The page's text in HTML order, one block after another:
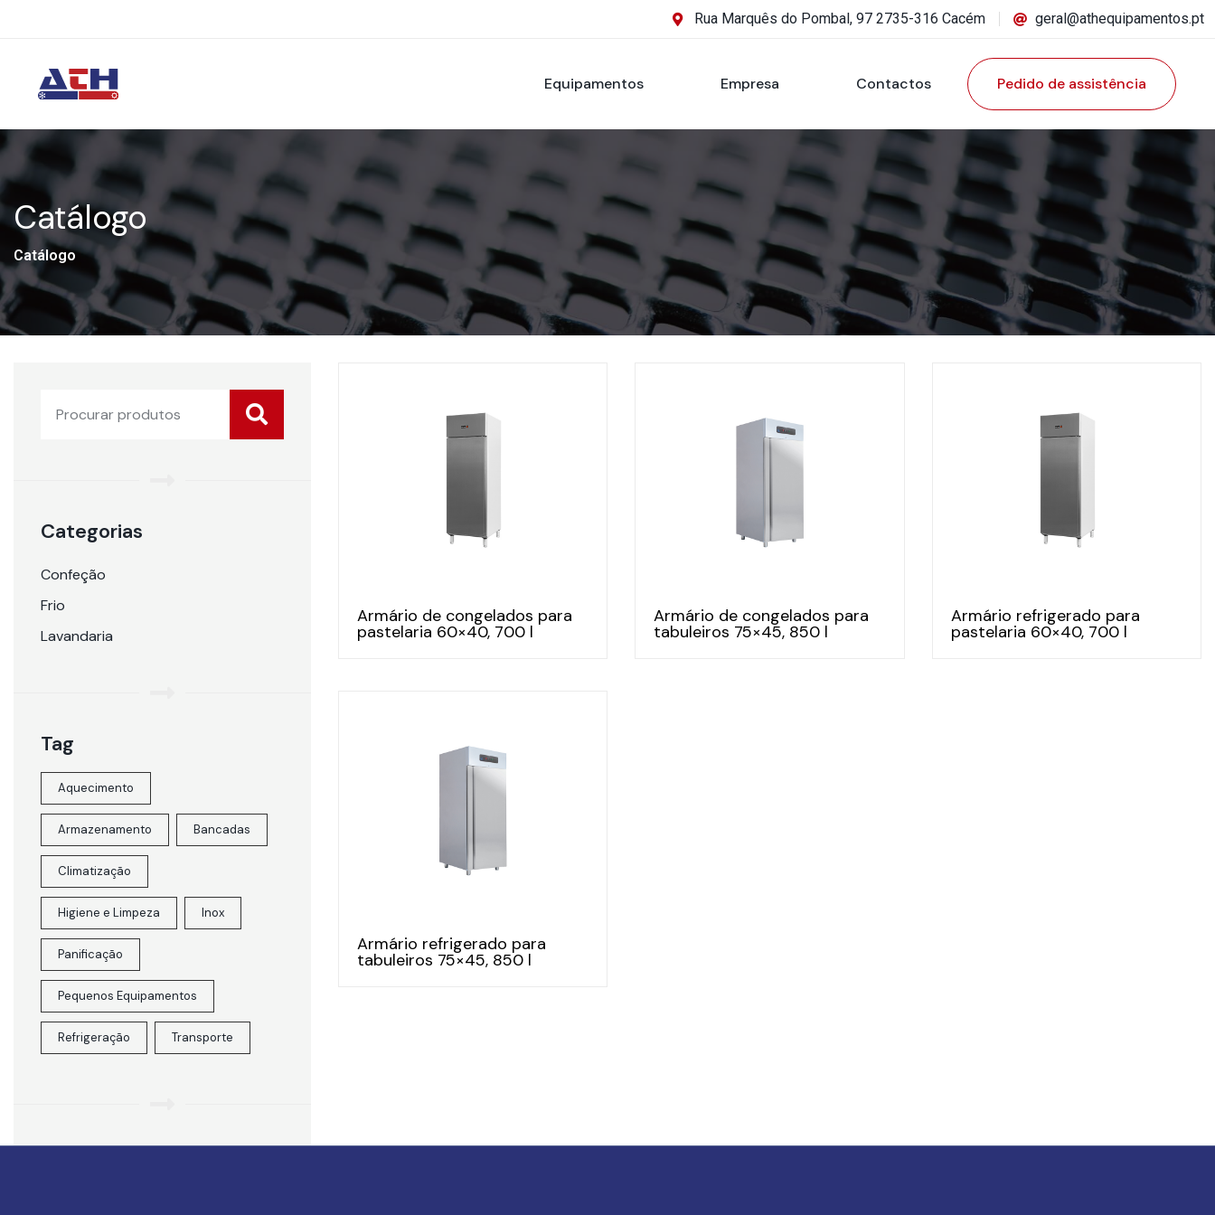
Rua Marquês do Pombal, 97 2735-316 Cacém geral@athequipamentos.pt
Equipamentos Empresa Contactos Pedido de assistência
Catálogo
Catálogo
Categorias
Confeção
Frio
Lavandaria
Tag
Aquecimento
Armazenamento Bancadas
Climatização
Higiene e Limpeza Inox
Panificação
Pequenos Equipamentos
Refrigeração Transporte
Armário de congelados para
pastelaria 60×40, 700 l
Armário de congelados para
tabuleiros 75×45, 850 l
Armário refrigerado para
pastelaria 60×40, 700 l
Armário refrigerado para
tabuleiros 75×45, 850 l